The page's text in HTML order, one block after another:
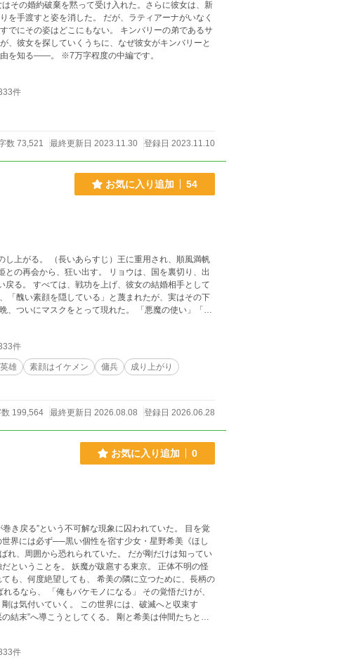
その婚約破棄を黙って受け入れた。さらに彼女は、新
を手渡すと姿を消した。 だが、ラティアーナがいなく
でにその姿はどこにもない。 キンバリーの弟であるサ
、彼女を探していくうちに、なぜ彼女がキンバリーと
を知る――。 ※7万字程度の中編です。
件
数 73,521 最終更新日 2023.11.30 登録日 2023.11.10
お気に入り追加 54
され、順風満帆
す。 リョウは、国を裏切り、出
る。 すべては、戦功を上げ、彼女の結婚相手として
に英雄へ、また姫の王配へと駆け上がる男の、ダー
たり、圧倒的に勝利を
件
雄 素顔はイケメン 傭兵
成り上がり
199,564 最終更新日 2026.08.08 登録日 2026.06.28
お気に入り追加 0
き戻る”という不可解な現象に囚われていた。 目を覚
界には必ず──黒い個性を宿す少女・星野希美《ほし
する東京。 正体不明の怪
件